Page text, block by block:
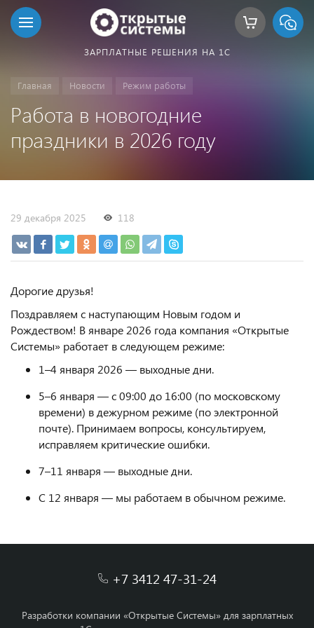
ЗАРПЛАТНЫЕ РЕШЕНИЯ НА 1С
Главная Новости Режим работы
Работа в новогодние
праздники в 2026 году
29 декабря 2025 118
Дорогие друзья!
Поздравляем с наступающим Новым годом и
Рождеством! В январе 2026 года компания «Открытые
Системы» работает в следующем режиме:
1–4 января 2026 — выходные дни.
5–6 января — с 09:00 до 16:00 (по московскому
времени) в дежурном режиме (по электронной
почте). Принимаем вопросы, консультируем,
исправляем критические ошибки.
7–11 января — выходные дни.
С 12 января — мы работаем в обычном режиме.
+7 3412 47-31-24
Разработки компании «Открытые Системы» для зарплатных